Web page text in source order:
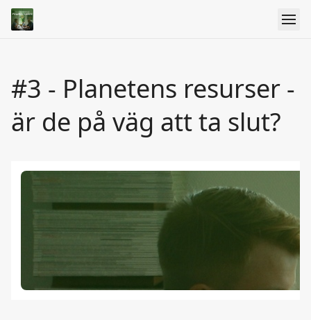
#3 - Planetens resurser -
är de på väg att ta slut?